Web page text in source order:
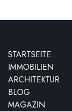
STARTSEITE
IMMOBILIEN
ARCHITEKTUR
BLOG
MAGAZIN